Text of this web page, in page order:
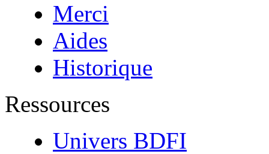
Merci
Aides
Historique
Ressources
Univers BDFI